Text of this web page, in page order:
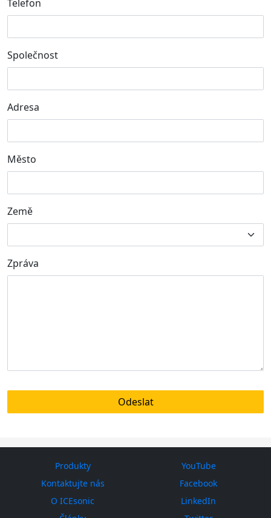
Telefon
Společnost
Adresa
Město
Země
Zpráva
Produkty
Kontaktujte nás
O ICEsonic
YouTube
Facebook
LinkedIn